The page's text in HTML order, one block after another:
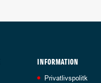
INFORMATION
Privatlivspolitk